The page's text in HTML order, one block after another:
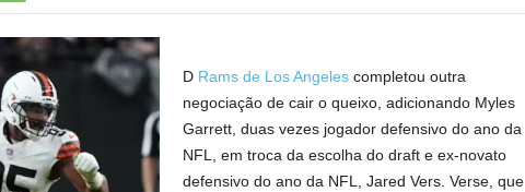
D Rams de Los Angelescompletou outra
negociação de cair o queixo, adicionando Myles
Garrett, duas vezes jogador defensivo do ano da
NFL, em troca da escolha do draft e ex-novato
defensivo do ano da NFL, Jared Vers. Verse, que